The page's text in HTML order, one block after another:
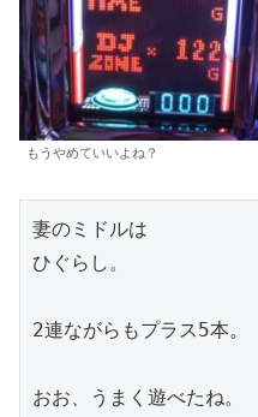
もうやめていいよね？
妻のミドルは
ひぐらし。
2連ながらもプラス5本。
おお、うまく遊べたね。